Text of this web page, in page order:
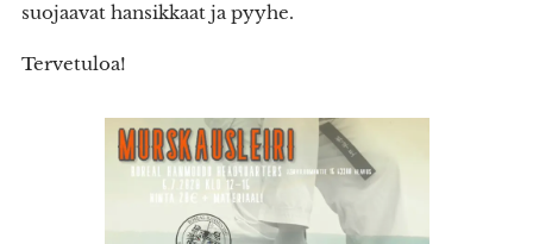
suojaavat hansikkaat ja pyyhe.
Tervetuloa!